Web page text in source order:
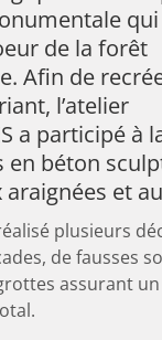
de la forêt
Afin de
l’atelier
a participé à
en béton
et
plusieurs
de fausses
assurant un